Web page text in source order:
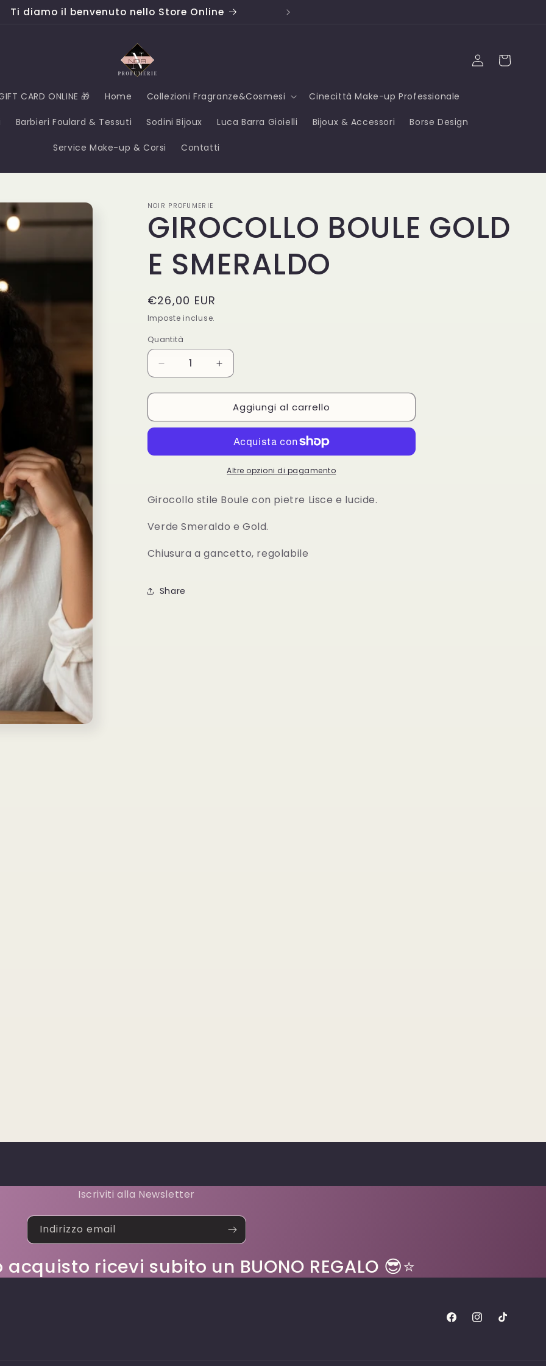
Ti diamo il benvenuto nello Store Online
CARD ONLINE 🎁 Home Collezioni Fragranze&Cosmesi Cinecittà Make-up Professionale
Barbieri Foulard & Tessuti Sodini Bijoux Luca Barra Gioielli Bijoux & Accessori Borse Design
Service Make-up & Corsi Contatti
Accedi Carrello
NOIR PROFUMERIE
GIROCOLLO BOULE GOLD
E SMERALDO
Prezzo
di
listino
€26,00 EUR
Imposte incluse.
Quantità
Diminuisci
quantità
per
BOULE
SMERALDO
Aumenta
quantità
per
GIROCOLLO
BOULE
SMERALDO
Aggiungi al carrello
Altre opzioni di pagamento
Girocollo stile Boule con pietre Lisce e lucide.
Verde Smeraldo e Gold.
Chiusura a gancetto, regolabile
Share
Iscriviti alla Newsletter
Indirizzo email
ricevi subito un BUONO REGALO 😎⭐
FacebookInstagram
TikTok